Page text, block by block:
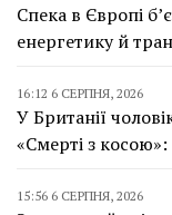
Спека в Європі
енергетику й
16:12 6 СЕРПНЯ, 2026
У Британії
«Смерті з
15:56 6 СЕРПНЯ, 2026